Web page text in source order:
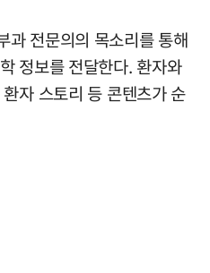
과 전문의의 목소리를 통해
정보를 전달한다. 환자와
자 스토리 등 콘텐츠가 순